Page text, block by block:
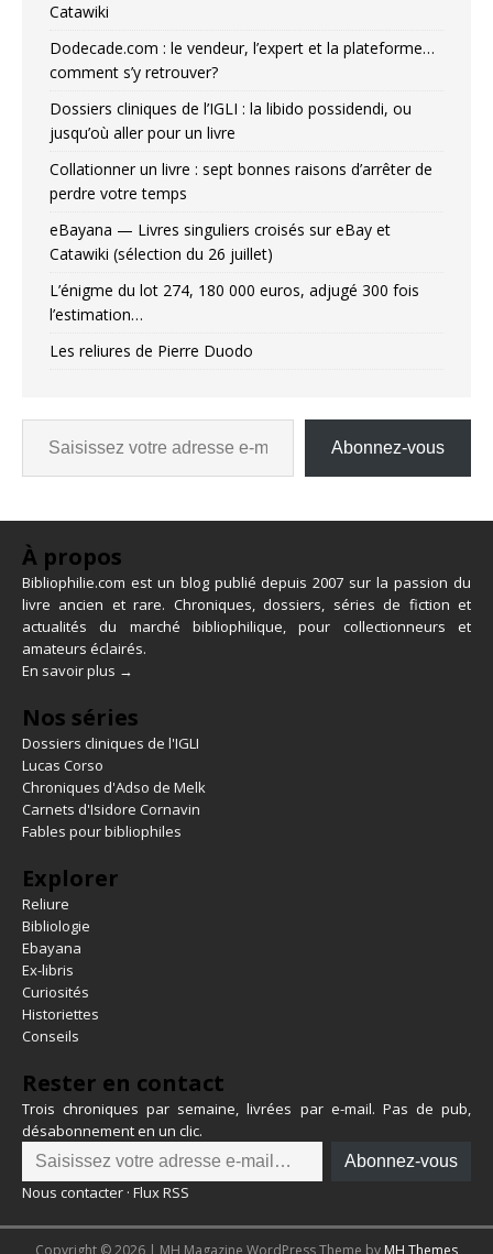
Catawiki
Dodecade.com : le vendeur, l’expert et la plateforme…
comment s’y retrouver?
Dossiers cliniques de l’IGLI : la libido possidendi, ou
jusqu’où aller pour un livre
Collationner un livre : sept bonnes raisons d’arrêter de
perdre votre temps
eBayana — Livres singuliers croisés sur eBay et
Catawiki (sélection du 26 juillet)
L’énigme du lot 274, 180 000 euros, adjugé 300 fois
l’estimation…
Les reliures de Pierre Duodo
Abonnez-vous
À propos
Bibliophilie.com est un blog publié depuis 2007 sur la passion du
livre ancien et rare. Chroniques, dossiers, séries de fiction et
actualités du marché bibliophilique, pour collectionneurs et
amateurs éclairés.
En savoir plus →
Nos séries
Dossiers cliniques de l'IGLI
Lucas Corso
Chroniques d'Adso de Melk
Carnets d'Isidore Cornavin
Fables pour bibliophiles
Explorer
Reliure
Bibliologie
Ebayana
Ex-libris
Curiosités
Historiettes
Conseils
Rester en contact
Trois chroniques par semaine, livrées par e-mail. Pas de pub,
désabonnement en un clic.
Abonnez-vous
Nous contacter · Flux RSS